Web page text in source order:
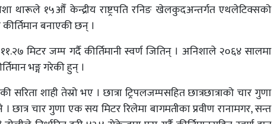
थारूले १५औँ केन्द्रीय राष्ट्रपति रनिङ खेलकुदअन्तर्गत एथलेटिक्सको
कीर्तिमान बनाएकी छन् ।
मिटर जम्प गर्दै कीर्तिमानी स्वर्ण जितिन् । अनिशाले २०६४ सालमा
भङ्ग गरेकी हुन् ।
सरिता शाही तेस्रो भए । छात्रा ट्रिपलजम्पसहित छात्रछात्राको चार गुणा
छात्र चार गुणा एक सय मिटर रिलेमा बागमतीका प्रवीण रानामगर, सन्त